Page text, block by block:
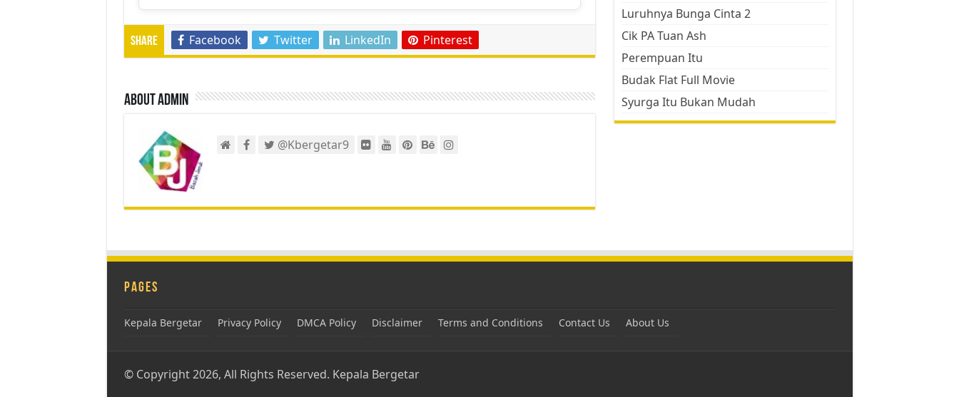
Share Facebook Twitter LinkedIn Pinterest
About admin
@Kbergetar9
Luruhnya Bunga Cinta 2
Cik PA Tuan Ash
Perempuan Itu
Budak Flat Full Movie
Syurga Itu Bukan Mudah
Pages
Kepala Bergetar Privacy Policy DMCA Policy Disclaimer Terms and Conditions Contact Us About Us
© Copyright 2026, All Rights Reserved. Kepala Bergetar